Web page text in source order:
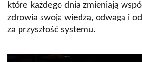
które każdego dnia zmieniają
zdrowia swoją wiedzą, odwagą i
za przyszłość systemu.